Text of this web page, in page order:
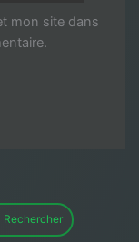
mon site dans
Rechercher